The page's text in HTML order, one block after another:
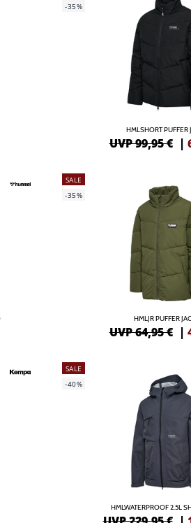
-35%
HMLSHORT PUFFER
UVP 99,95 € |
SALE
-35%
HMLJR PUFFER
UVP 64,95 € |
SALE
-40%
HMLWATERPROOF 2.5L